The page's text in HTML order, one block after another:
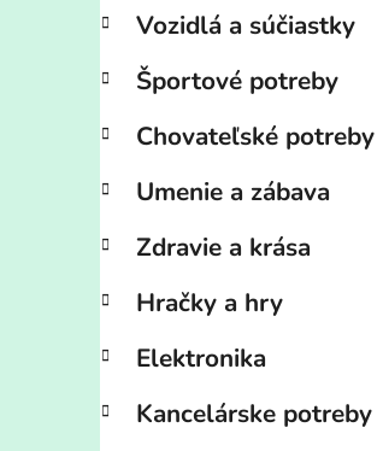
Vozidlá a súčiastky
Športové potreby
Chovateľské potreby
Umenie a zábava
Zdravie a krása
Hračky a hry
Elektronika
Kancelárske potreby